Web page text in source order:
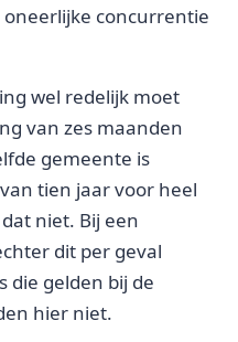
concurrentie
wel redelijk moet
van zes maanden
gemeente is
tien jaar voor heel
niet. Bij een
dit per geval
die gelden bij de
hier niet.